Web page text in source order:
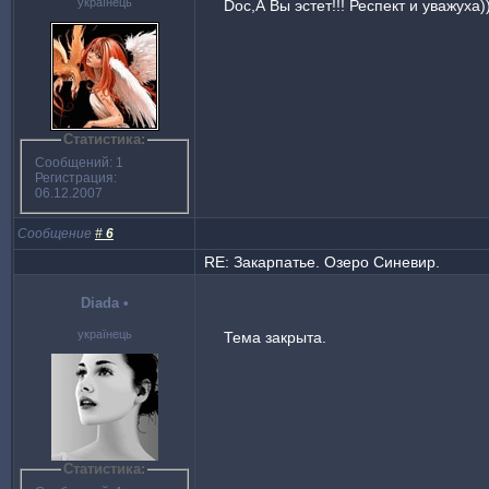
українець
Статистика:
Сообщений: 1
Регистрация:
06.12.2007
Doc,А Вы эстет!!! Респект и
Сообщение # 6
RE: Закарпатье. Озеро Синевир.
Diada •
українець
Статистика:
Тема закрыта.